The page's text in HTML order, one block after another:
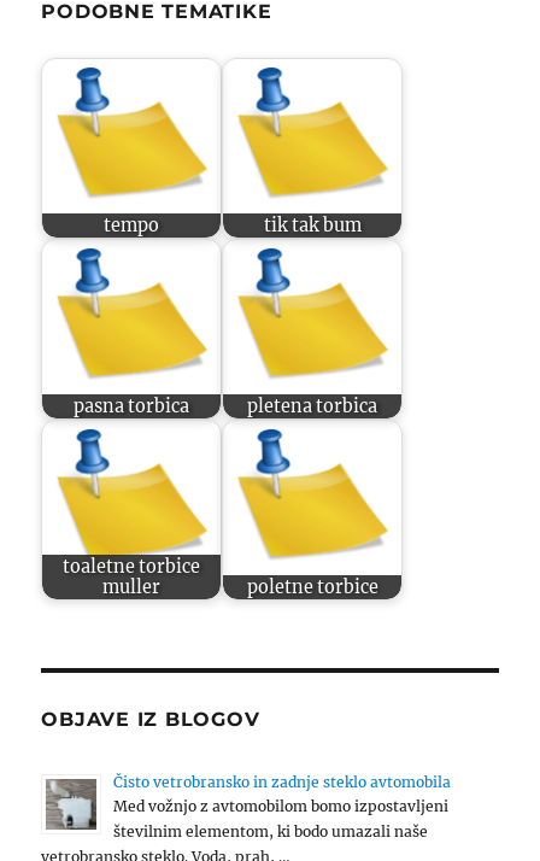
PODOBNE TEMATIKE
tempo tik tak bum
pasna torbica pletena torbica
toaletne torbice
muller
poletne torbice
OBJAVE IZ BLOGOV
Čisto vetrobransko in zadnje steklo avtomobila
Med vožnjo z avtomobilom bomo izpostavljeni
številnim elementom, ki bodo umazali naše
vetrobransko steklo. Voda, prah, …